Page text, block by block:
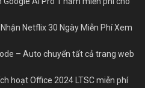
Netflix 30 Ngày Miễn Phí Xem
– Auto chuyển tất cả trang web
hoạt Office 2024 LTSC miễn phí